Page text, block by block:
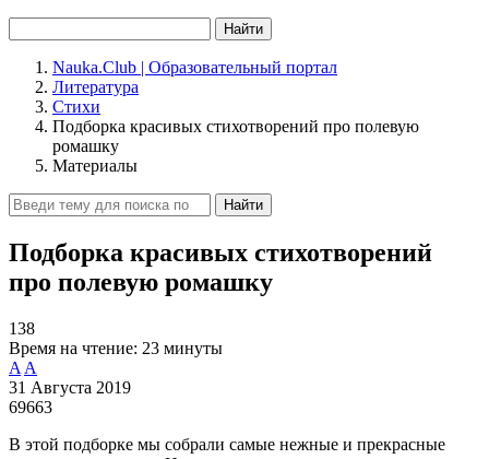
Найти
Nauka.Club | Образовательный портал
Литература
Стихи
Подборка красивых стихотворений про полевую
ромашку
Материалы
Найти
Подборка красивых стихотворений
про полевую ромашку
138
Время на чтение: 23 минуты
A A
31 Августа 2019
69663
В этой подборке мы собрали самые нежные и прекрасные